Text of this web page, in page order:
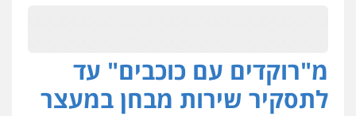
מ"רוקדים עם כוכבים" עד
לתסקיר שירות מבחן במעצר